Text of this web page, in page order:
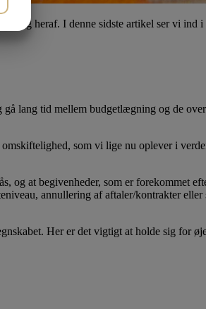
heraf. I denne sidste artikel ser vi ind
lang tid mellem budgetlægning og de
som vi lige nu oplever i
og at begivenheder, som er forekommet
annullering af aftaler/kontrakter eller
Her er det vigtigt at holde sig for